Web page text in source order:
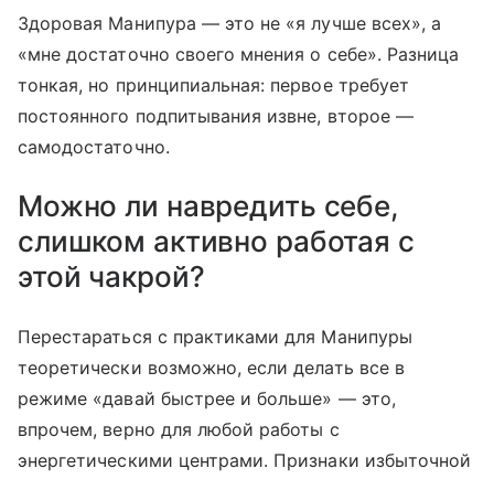
Здоровая Манипура — это не «я лучше всех», а
«мне достаточно своего мнения о себе». Разница
тонкая, но принципиальная: первое требует
постоянного подпитывания извне, второе —
самодостаточно.
Можно ли навредить себе,
слишком активно работая с
этой чакрой?
Перестараться с практиками для Манипуры
теоретически возможно, если делать все в
режиме «давай быстрее и больше» — это,
впрочем, верно для любой работы с
энергетическими центрами. Признаки избыточной